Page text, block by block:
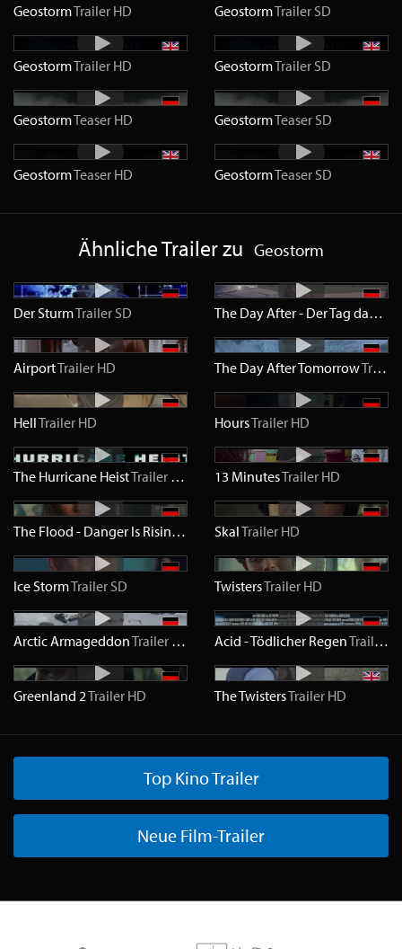
GeostormTrailer HD GeostormTrailer SD
GeostormTrailer HD GeostormTrailer SD
GeostormTeaser HD GeostormTeaser SD
GeostormTeaser HD GeostormTeaser SD
Ähnliche Trailer zu Geostorm
Der SturmTrailer SD The Day After - Der Tag danach
AirportTrailer HD The Day After TomorrowTrailer
HellTrailer HD HoursTrailer HD
The Hurricane HeistTrailer HD 13 MinutesTrailer HD
The Flood - Danger Is RisingTrailerHD
SkalTrailer HD
Ice StormTrailer SD TwistersTrailer HD
Arctic ArmageddonTrailer HD Acid - Tödlicher RegenTrailer
Greenland 2Trailer HD The TwistersTrailer HD
Top Kino Trailer
Neue Film-Trailer